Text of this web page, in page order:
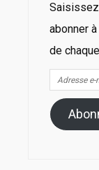
abonner
de
Adresse
e-
mail